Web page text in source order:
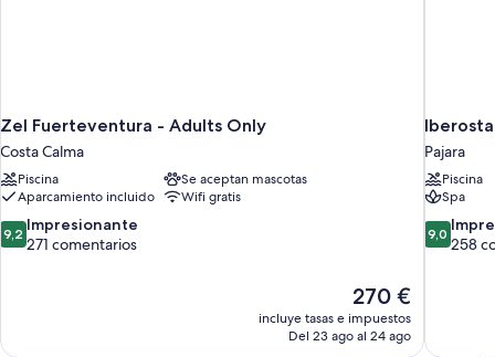
Zel Fuerteventura - Adults Only
Costa Calma
Piscina
Se aceptan mascotas
Aparcamiento incluido
Wifi gratis
9.2
sobre
9,2 Impresionante
271 comentarios
El
precio
actual
270 €
incluye tasas e impuestos
Del 23 ago al 24 ago
Pajara
Piscina
Spa
9.0
sobre
9,0
258